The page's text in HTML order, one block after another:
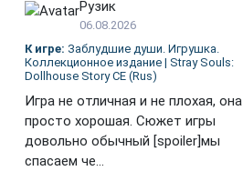
Рузик
06.08.2026
К игре: Заблудшие души. Игрушка.
Коллекционное издание | Stray Souls:
Dollhouse Story CE (Rus)
Игра не отличная и не плохая, она
просто хорошая. Сюжет игры
довольно обычный [spoiler]мы
спасаем че...